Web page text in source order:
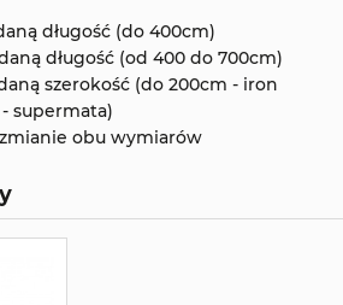
długość (do 400cm)
długość (od 400 do 700cm)
szerokość (do 200cm - iron
supermata)
obu wymiarów